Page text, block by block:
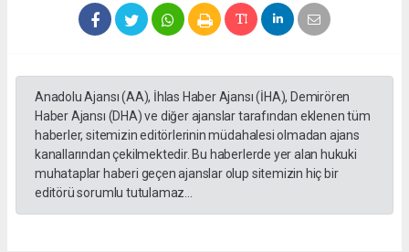
Anadolu Ajansı (AA), İhlas Haber Ajansı (İHA), Demirören
Haber Ajansı (DHA) ve diğer ajanslar tarafından eklenen tüm
haberler, sitemizin editörlerinin müdahalesi olmadan ajans
kanallarından çekilmektedir. Bu haberlerde yer alan hukuki
muhataplar haberi geçen ajanslar olup sitemizin hiç bir
editörü sorumlu tutulamaz...